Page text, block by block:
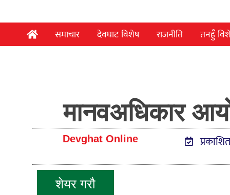
समाचार देवघाट विशेष राजनीति तनहुँ
मानवअधिकार
Devghat Online
शेयर गरौ